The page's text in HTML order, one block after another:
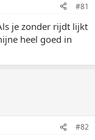
#81
je zonder rijdt lijkt
heel goed in
#82